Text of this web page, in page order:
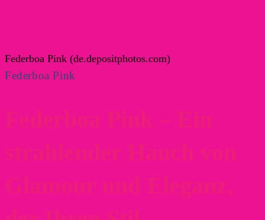
Federboa Pink (de.depositphotos.com)
Federboa Pink
Federboa Pink – Ein
strahlender Hauch von
Glamour und Eleganz,